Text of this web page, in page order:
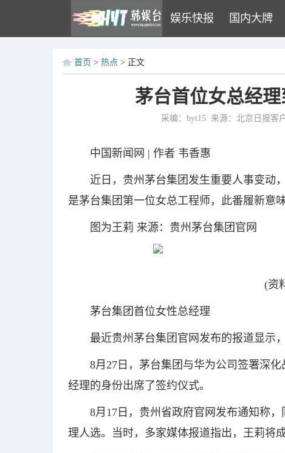
娱乐快报 国内大牌
首页 > 热点 > 正文
茅台首位女总经
采编：hyt15 来源：北京日报客
中国新闻网 | 作者 韦香惠
近日，贵州茅台集团发生重要人事变动
是茅台集团第一位女总工程师，此番履新意
图为王莉 来源：贵州茅台集团官网
(资
茅台集团首位女性总经理
最近贵州茅台集团官网发布的报道显示
8月27日，茅台集团与华为公司签署深
经理的身份出席了签约仪式。
8月17日，贵州省政府官网发布通知称
理人选。当时，多家媒体报道指出，王莉将